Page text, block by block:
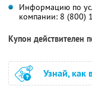
Информацию по
компании: 8 (800)
Купон действителен
Узнай, как